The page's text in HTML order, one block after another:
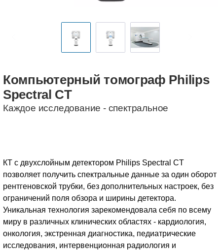
Компьютерный томограф Philips
Spectral CT
Каждое исследование - спектральное
КТ с двухслойным детектором Philips Spectral CT
позволяет получить спектральные данные за один оборот
рентгеновской трубки, без дополнительных настроек, без
ограничений поля обзора и ширины детектора.
Уникальная технология зарекомендовала себя по всему
миру в различных клинических областях - кардиология,
онкология, экстренная диагностика, педиатрические
исследования, интервенционная радиология и